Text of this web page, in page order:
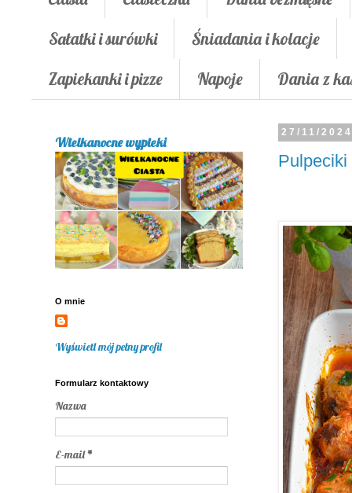
Sałatki i surówki
Śniadania i kolacje
Zapiekanki i pizze
Napoje Dania z
27/11/
Wielkanocne wypieki
O mnie
Wyświetl mój pełny profil
Formularz kontaktowy
Nazwa
E-mail*